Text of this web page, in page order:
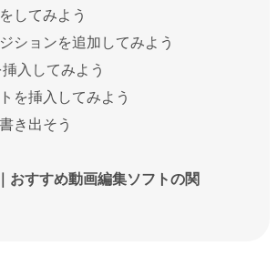
してみよう
ションを追加してみよう
入してみよう
を挿入してみよう
き出そう
おすすめ動画編集ソフトの関